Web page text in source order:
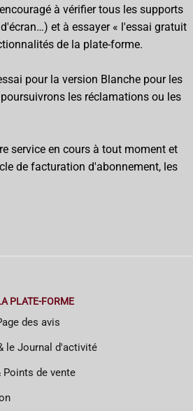
à vérifier tous les supports
et à essayer « l'essai gratuit
de la plate-forme.
pour la version Blanche pour les
les réclamations ou les
service en cours à tout moment et
de facturation d'abonnement, les
PLATE-FORME
des avis
le Journal d'activité
Points de vente